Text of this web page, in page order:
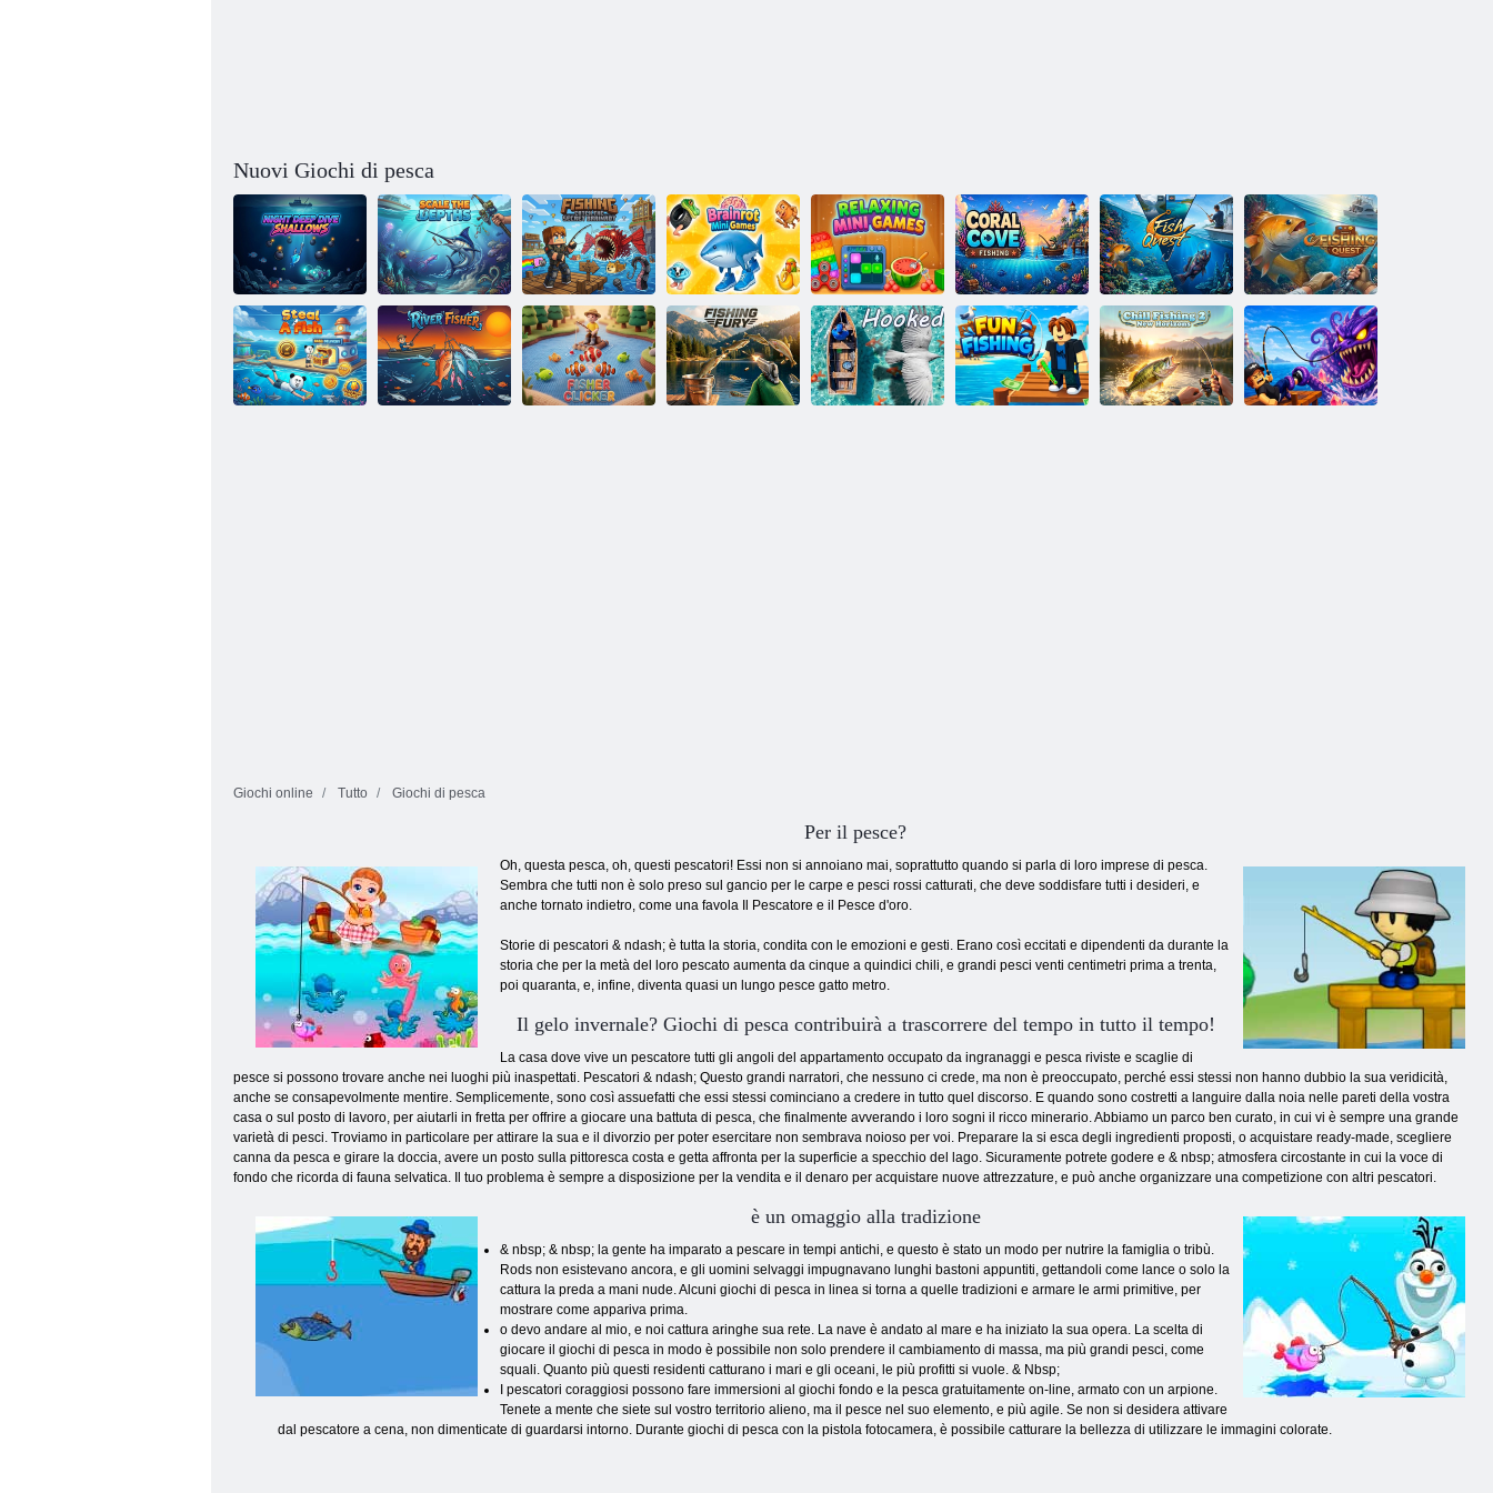
Nuovi Giochi di pesca
Immersioni
profonde
notturne in
acque poco
profonde
Scala le
profondità
Pesca: cattura il
Brainrot segreto
Minigiochi
Brainrot
Minigiochi
rilassanti
Pesca nella Baia
dei Coralli
Ricerca del
pesce
Ricerca di pesca
Giochi online Tutto Giochi di pesca
Per il pesce?
Oh, questa pesca, oh, questi pescatori! Essi non si annoiano mai, soprattutto quando si parla di loro imprese di pesca.
Sembra che tutti non è solo preso sul gancio per le carpe e pesci rossi catturati, che deve soddisfare tutti i desideri, e
anche tornato indietro, come una favola Il Pescatore e il Pesce d'oro.
Storie di pescatori & ndash; è tutta la storia, condita con le emozioni e gesti. Erano così eccitati e dipendenti da durante la
storia che per la metà del loro pescato aumenta da cinque a quindici chili, e grandi pesci venti centimetri prima a trenta,
poi quaranta, e, infine, diventa quasi un lungo pesce gatto metro.
Il gelo invernale? Giochi di pesca contribuirà a trascorrere del tempo in tutto il tempo!
La casa dove vive un pescatore tutti gli angoli del appartamento occupato da ingranaggi e pesca riviste e scaglie di
pesce si possono trovare anche nei luoghi più inaspettati. Pescatori & ndash; Questo grandi narratori, che nessuno ci crede, ma non è preoccupato, perché essi stessi non hanno dubbio la sua veridicità,
anche se consapevolmente mentire. Semplicemente, sono così assuefatti che essi stessi cominciano a credere in tutto quel discorso. E quando sono costretti a languire dalla noia nelle pareti della vostra
casa o sul posto di lavoro, per aiutarli in fretta per offrire a giocare una battuta di pesca, che finalmente avverando i loro sogni il ricco minerario. Abbiamo un parco ben curato, in cui vi è sempre una grande
varietà di pesci. Troviamo in particolare per attirare la sua e il divorzio per poter esercitare non sembrava noioso per voi. Preparare la si esca degli ingredienti proposti, o acquistare ready-made, scegliere
canna da pesca e girare la doccia, avere un posto sulla pittoresca costa e getta affronta per la superficie a specchio del lago. Sicuramente potrete godere e & nbsp; atmosfera circostante in cui la voce di
fondo che ricorda di fauna selvatica. Il tuo problema è sempre a disposizione per la vendita e il denaro per acquistare nuove attrezzature, e può anche organizzare una competizione con altri pescatori.
è un omaggio alla tradizione
& nbsp; & nbsp; la gente ha imparato a pescare in tempi antichi, e questo è stato un modo per nutrire la famiglia o tribù.
Rods non esistevano ancora, e gli uomini selvaggi impugnavano lunghi bastoni appuntiti, gettandoli come lance o solo la
cattura la preda a mani nude. Alcuni giochi di pesca in linea si torna a quelle tradizioni e armare le armi primitive, per
mostrare come appariva prima.
o devo andare al mio, e noi cattura aringhe sua rete. La nave è andato al mare e ha iniziato la sua opera. La scelta di
giocare il giochi di pesca in modo è possibile non solo prendere il cambiamento di massa, ma più grandi pesci, come
squali. Quanto più questi residenti catturano i mari e gli oceani, le più profitti si vuole. & Nbsp;
I pescatori coraggiosi possono fare immersioni al giochi fondo e la pesca gratuitamente on-line, armato con un arpione.
Tenete a mente che siete sul vostro territorio alieno, ma il pesce nel suo elemento, e più agile. Se non si desidera attivare
dal pescatore a cena, non dimenticate di guardarsi intorno. Durante giochi di pesca con la pistola fotocamera, è possibile catturare la bellezza di utilizzare le immagini colorate.